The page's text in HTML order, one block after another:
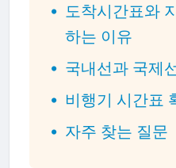
도착시간표와
하는 이유
국내선과 국제
비행기 시간표
자주 찾는 질문